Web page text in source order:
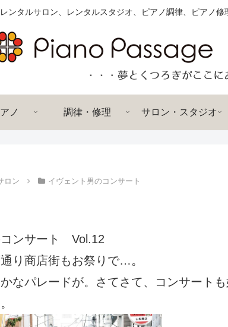
ンタルサロン、レンタルスタジオ、ピアノ調律、ピアノ修
ノ 調律・修理 サロン・スタジオ
ロン イヴェント男のコンサート
ンサート Vol.12
り商店街もお祭りで…。
なパレードが。さてさて、コンサートも